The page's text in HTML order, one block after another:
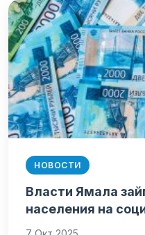
НОВОСТИ
Власти Ямала
населения на